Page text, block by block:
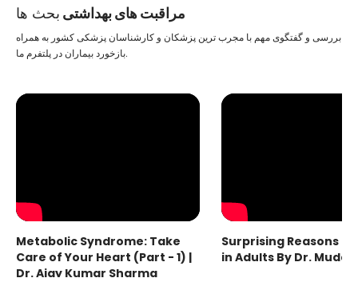
مراقبت های بهداشتی بحث ها
بررسی و گفتگوی مهم با مجرب ترین پزشکان و کارشناسان پزشکی کشور به همراه
بازخورد بیماران در پلتفرم ما.
Metabolic Syndrome: Take
Care of Your Heart (Part - 1) |
Dr. Ajay Kumar Sharma
Surprising Reasons
in Adults By Dr.